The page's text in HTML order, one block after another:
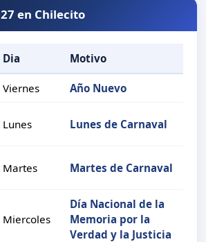
en Chilecito
Dia Motivo
Viernes Año Nuevo
Lunes Lunes de Carnaval
Martes Martes de Carnaval
Miercoles
Día Nacional de la
Memoria por la
Verdad y la Justicia